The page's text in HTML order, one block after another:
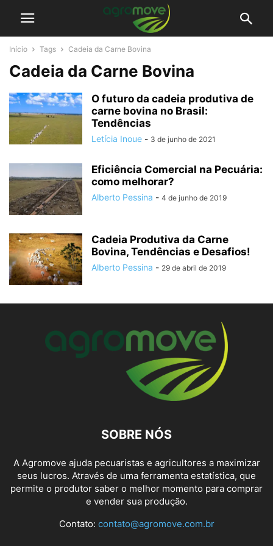
Início Tags Cadeia da Carne Bovina
Cadeia da Carne Bovina
O futuro da cadeia produtiva de
carne bovina no Brasil:
Tendências
Letícia Inoue - 3 de junho de 2021
Eficiência Comercial na Pecuária:
como melhorar?
Alberto Pessina - 4 de junho de 2019
Cadeia Produtiva da Carne
Bovina, Tendências e Desafios!
Alberto Pessina - 29 de abril de 2019
SOBRE NÓS
A Agromove ajuda pecuaristas e agricultores a maximizar
seus lucros. Através de uma ferramenta estatística, que
permite o produtor saber o melhor momento para comprar
e vender sua produção.
Contato: contato@agromove.com.br